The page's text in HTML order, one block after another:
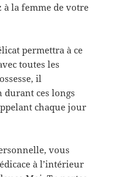
la femme de votre
permettra à ce
toutes les
il
durant ces longs
chaque jour
vous
à l’intérieur